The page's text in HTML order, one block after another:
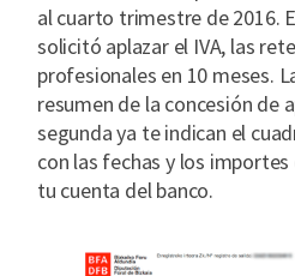
al cuarto trimestre de 2016.
solicitó aplazar el IVA, las
profesionales en 10 meses.
resumen de la concesión de
segunda ya te indican el
con las fechas y los
tu cuenta del banco.